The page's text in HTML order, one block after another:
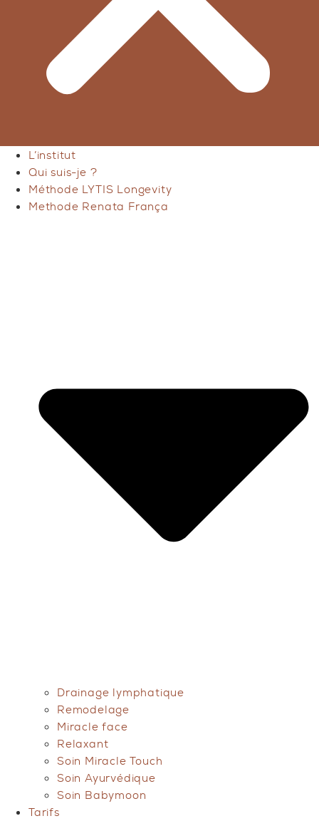
L’institut
Qui suis-je ?
Méthode LYTIS Longevity
Methode Renata França
Drainage lymphatique
Remodelage
Miracle face
Relaxant
Soin Miracle Touch
Soin Ayurvédique
Soin Babymoon
Tarifs